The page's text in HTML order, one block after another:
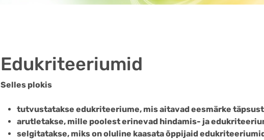
Edukriteeriumid
Selles plokis
tutvustatakse edukriteeriume, mis aitavad eesmärke
arutletakse, mille poolest erinevad hindamis- ja
selgitatakse, miks on oluline kaasata õppijaid